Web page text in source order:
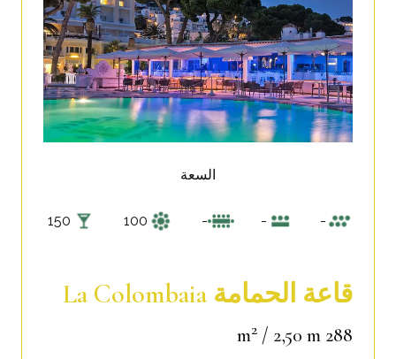
قاعة الحمامة La Colombaia
288 m
2 / 2,50 m
السعة
-
-
-
100
150